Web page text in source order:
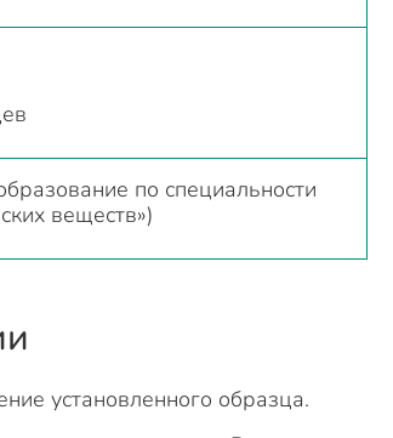
по специальности
веществ»)
установленного образца.